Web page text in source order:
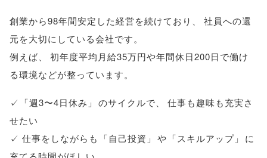
創業から98年間安定した経営を続けており 、
社員への還
元を大切にしている会社です。
例えば、
初年度平均月給35万円や年間休日200日で働け
る環境などが整っています。
✓ 「週3〜4日休み 」 のサイクルで、
仕事も趣味も充実さ
せたい
✓ 仕事をしながらも
「自己投資 」 や 「スキルアップ 」
に